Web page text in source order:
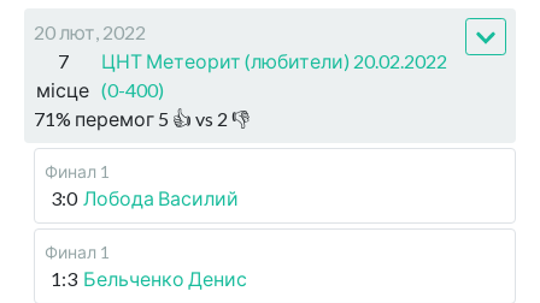
20 лют, 2022
7
місце
ЦНТ Метеорит (любители) 20.02.2022
(0-400)
71% перемог 5 👍 vs 2 👎
Финал 1
3:0 Лобода Василий
Финал 1
1:3 Бельченко Денис